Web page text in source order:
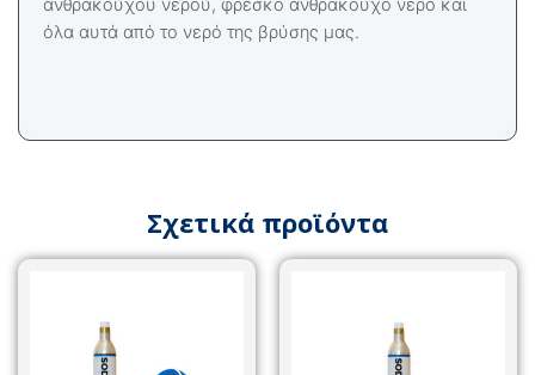
ανθρακούχου νερού, φρέσκο ​​ανθρακούχο νερό και
όλα αυτά από το νερό της βρύσης μας.
Σχετικά προϊόντα